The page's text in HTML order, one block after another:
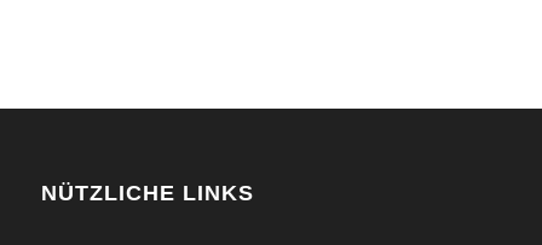
NÜTZLICHE LINKS